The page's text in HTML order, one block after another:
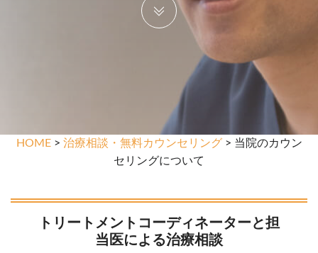
HOME> 治療相談・無料カウンセリング> 当院のカウン
セリングについて
トリートメントコーディネーターと担
当医による治療相談